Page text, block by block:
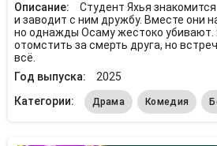
Описание:
Студент Яхья
и заводит с ним дружбу. Вместе они
но однажды Осаму жестоко убивают.
отомстить за смерть друга, но
всё.
Год выпуска:
2025
Категории:
Драма Комедия